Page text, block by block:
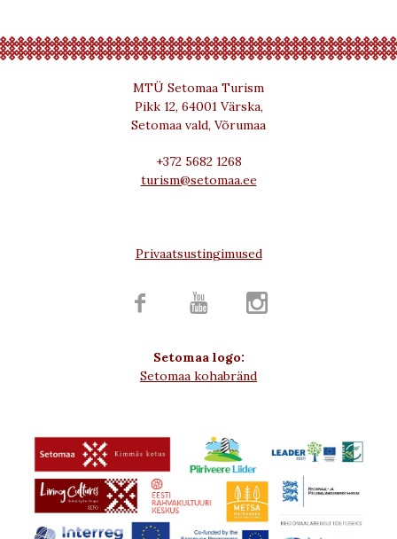
MTÜ Setomaa Turism
Pikk 12, 64001 Värska,
Setomaa vald, Võrumaa
+372 5682 1268
turism@setomaa.ee
Privaatsustingimused
  
Setomaa logo:
Setomaa kohabränd